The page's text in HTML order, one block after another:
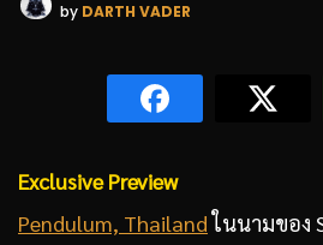
by DARTH VADER
Exclusive Preview
Pendulum, Thailandในนามของ